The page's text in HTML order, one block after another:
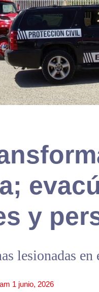
y
lesionadas en
1 junio, 2026